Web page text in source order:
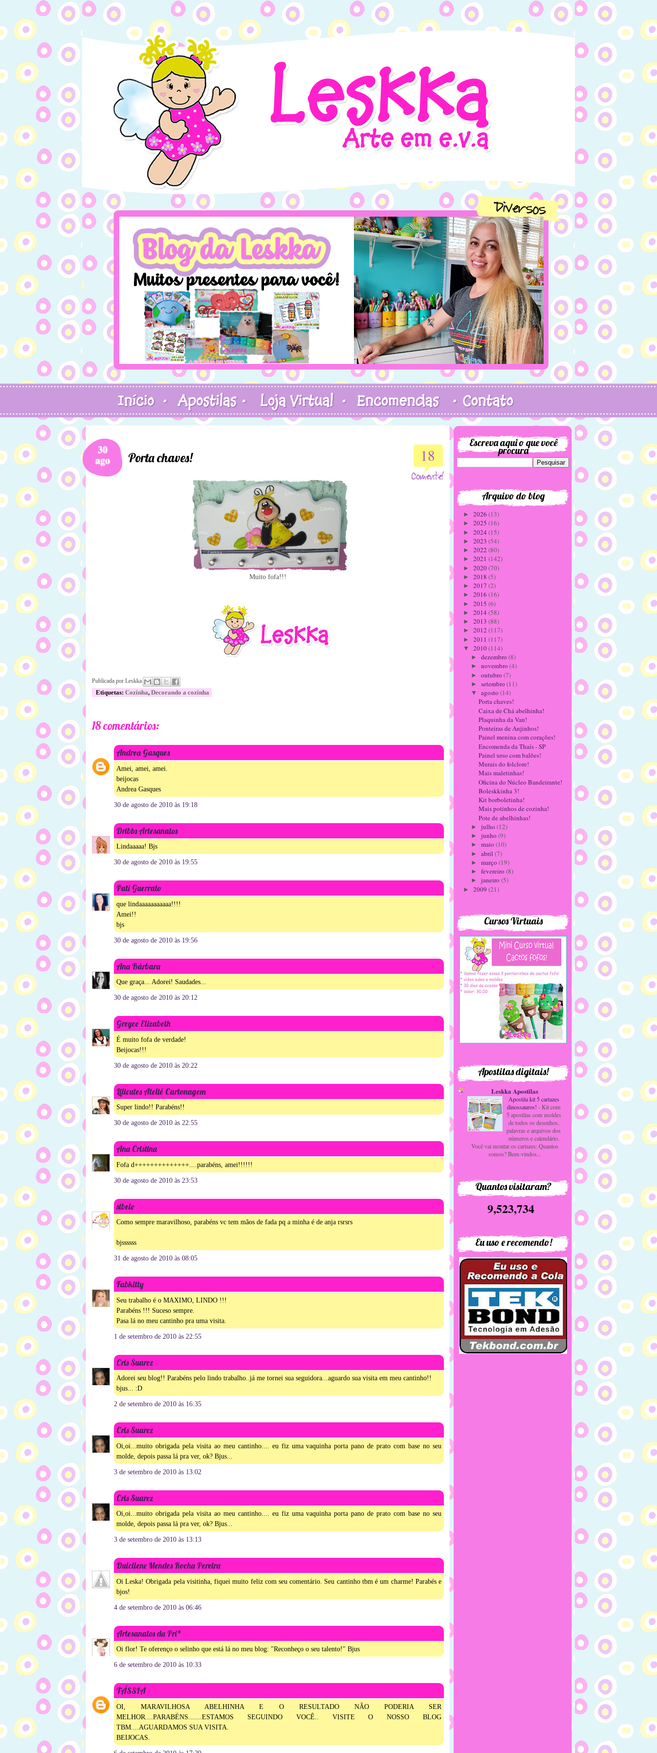
30
ago 18
Porta chaves!
Muito fofa!!!
Publicada por Leskka
Etiquetas: Cozinha, Decorando a cozinha
18 comentários:
Andrea Gasques
Amei, amei, amei.
beijocas
Andrea Gasques
30 de agosto de 2010 às 19:18
Dribbs Artesanatos
Lindaaaaa! Bjs
30 de agosto de 2010 às 19:55
Pati Guerrato
que lindaaaaaaaaaaa!!!!
Amei!!
bjs
30 de agosto de 2010 às 19:56
Ana Bárbara
Que graça... Adorei! Saudades...
30 de agosto de 2010 às 20:12
Greyce Elizabeth
É muito fofa de verdade!
Beijocas!!!
30 de agosto de 2010 às 20:22
Lilicutes Ateliê Cartonagem
Super lindo!! Parabéns!!
30 de agosto de 2010 às 22:55
Ana Cristina
Fofa d++++++++++++++....parabéns, amei!!!!!!
30 de agosto de 2010 às 23:53
sibele
Como sempre maravilhoso, parabéns vc tem mãos de fada pq a minha é de anja rsrsrs
bjssssss
31 de agosto de 2010 às 08:05
Fabkitty
Seu trabalho é o MAXIMO, LINDO !!!
Parabéns !!! Suceso sempre.
Pasa lá no meu cantinho pra uma visita.
1 de setembro de 2010 às 22:55
Cris Suarez
Adorei seu blog!! Parabéns pelo lindo trabalho..já me tornei sua seguidora...aguardo sua visita em meu cantinho!!
bjus... :D
2 de setembro de 2010 às 16:35
Cris Suarez
Oi,oi...muito obrigada pela visita ao meu cantinho.... eu fiz uma vaquinha porta pano de prato com base no seu
molde, depois passa lá pra ver, ok? Bjus...
3 de setembro de 2010 às 13:02
Cris Suarez
Oi,oi...muito obrigada pela visita ao meu cantinho.... eu fiz uma vaquinha porta pano de prato com base no seu
molde, depois passa lá pra ver, ok? Bjus...
3 de setembro de 2010 às 13:13
Dulcilene Mendes Rocha Pereira
Oi Leska! Obrigada pela visitinha, fiquei muito feliz com seu comentário. Seu cantinho tbm é um charme! Parabés e
bjos!
4 de setembro de 2010 às 06:46
Artesanatos da Pri*
Oi flor! Te oferenço o selinho que está lá no meu blog: "Reconheço o seu talento!" Bjus
6 de setembro de 2010 às 10:33
TÁSSIA
OI, MARAVILHOSA ABELHINHA E O RESULTADO NÃO PODERIA SER
MELHOR....PARABÉNS.......ESTAMOS SEGUINDO VOCÊ.. VISITE O NOSSO BLOG
TBM....AGUARDAMOS SUA VISITA.
BEIJOCAS.
Escreva aqui o que você
procura
Arquivo do blog
► 2026 (13)
► 2025 (16)
► 2024 (15)
► 2023 (54)
► 2022 (80)
► 2021 (142)
► 2020(70)
► 2018 (5)
► 2017 (2)
► 2016 (16)
► 2015 (6)
► 2014 (58)
► 2013 (88)
► 2012 (117)
► 2011 (117)
▼ 2010(114)
► dezembro (8)
► novembro (4)
► outubro (7)
► setembro (11)
▼ agosto (14)
Porta chaves!
Caixa de Chá abelhinha!
Plaquinha da Van!
Ponteiras de Anjinhos!
Painel menina com corações!
Encomenda da Thaís - SP
Painel urso com balões!
Murais do folclore!
Mais maletinhas!
Oficina do Núcleo Bandeirante!
Boleskkinha 3!
Kit borboletinha!
Mais potinhos de cozinha!
Pote de abelhinhas!
► julho (12)
► junho (9)
► maio (10)
► abril (7)
► março (19)
► fevereiro (8)
► janeiro (5)
► 2009 (21)
Cursos Virtuais
Apostilas digitais!
Leskka Apostilas
Apostila kit 5 cartazes
dinossauros! -Kit com
5 apostilas com moldes
de todos os desenhos,
palavras e arquivos dos
números e calendário.
Você vai montar os cartazes: Quantos
somos? Bem-vindos...
Quantos visitaram?
9,523,734
Eu uso e recomendo!